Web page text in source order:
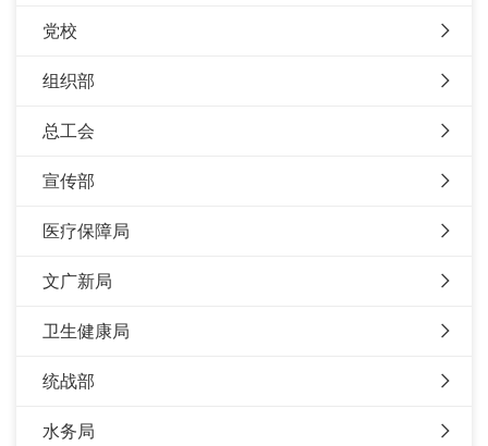
党校
组织部
总工会
宣传部
医疗保障局
文广新局
卫生健康局
统战部
水务局